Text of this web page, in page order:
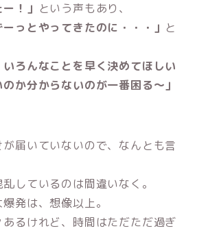
！」 という声もあり、
っとやってきたのに・・・」 と
いろんなことを早く決めてほしい
か分からないのが一番困る〜」
届いていないので、なんとも言
しているのは間違いなく。
発は、想像以上。
るけれど、時間はただただ過ぎ